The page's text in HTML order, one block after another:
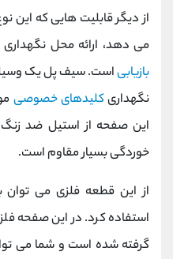
از دیگر قابلیت هایی که این
می دهد، ارائه محل
بازیابیاست. سیف پل یک وسیله
نگهداریکلیدهای خصوصی
این صفحه از استیل ضد
خوردگی بسیار مقاوم است.
استفاده کرد. در این صفحه
گرفته شده است و شما می